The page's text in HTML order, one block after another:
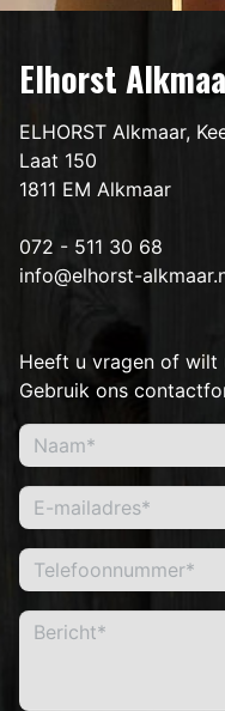
Elhorst
ELHORST Alkmaar,
Laat 150
1811 EM Alkmaar
072 - 511 30 68
info@elhorst-
Heeft u vragen of wilt
Gebruik ons
Naam*
E-mailadres*
Telefoonnummer*
Bericht*